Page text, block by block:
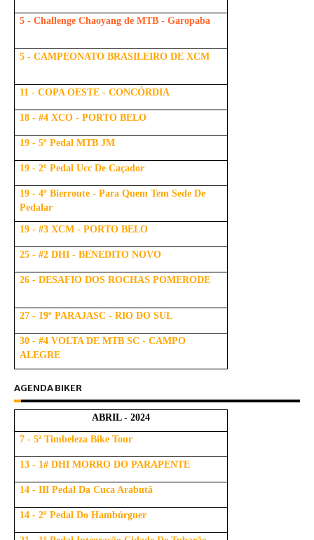
5 - Challenge Chaoyang de MTB - Garopaba
5 - CAMPEONATO BRASILEIRO DE XCM
11 - COPA OESTE - CONCÓRDIA
18 - #4 XCO - PORTO BELO
19 - 5º Pedal MTB JM
19 - 2º Pedal Ucc De Caçador
19 - 4º Bierroute - Para Quem Tem Sede De
Pedalar
19 - #3 XCM - PORTO BELO
25 - #2 DHI - BENEDITO NOVO
26 - DESAFIO DOS ROCHAS POMERODE
27 - 19º PARAJASC - RIO DO SUL
30 - #4 VOLTA DE MTB SC - CAMPO
ALEGRE
AGENDA BIKER
ABRIL - 2024
7 - 5ª Timbeleza Bike Tour
13 - 1# DHI MORRO DO PARAPENTE
14 - III Pedal Da Cuca Arabutã
14 - 2º Pedal Do Hambúrguer